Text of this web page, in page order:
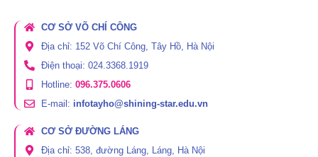
CƠ SỞ VÕ CHÍ CÔNG
Địa chỉ: 152 Võ Chí Công, Tây Hồ, Hà Nội
Điện thoại: 024.3368.1919
Hotline: 096.375.0606
E-mail: infotayho@shining-star.edu.vn
CƠ SỞ ĐƯỜNG LÁNG
Địa chỉ: 538, đường Láng, Láng, Hà Nội